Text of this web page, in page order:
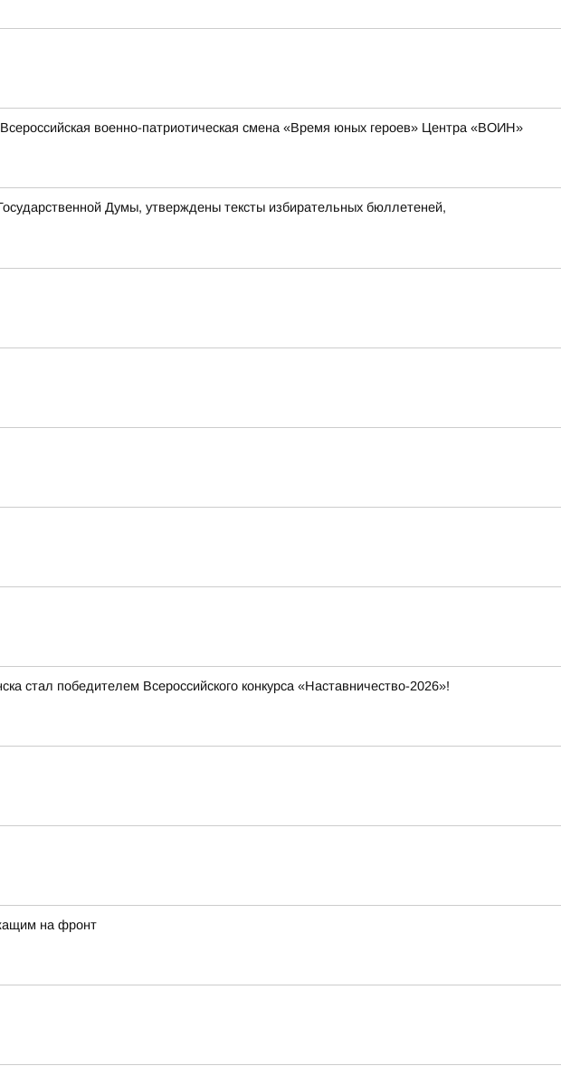
военно-патриотическая смена «Время юных героев» Центра «ВОИН»
Думы, утверждены тексты избирательных бюллетеней,
стал победителем Всероссийского конкурса «Наставничество-2026»!
на фронт